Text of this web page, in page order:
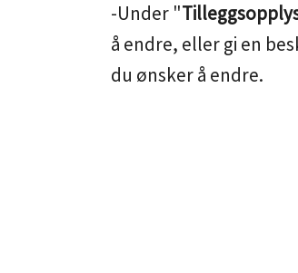
-Under "
å endre, eller gi en
du ønsker å endre.